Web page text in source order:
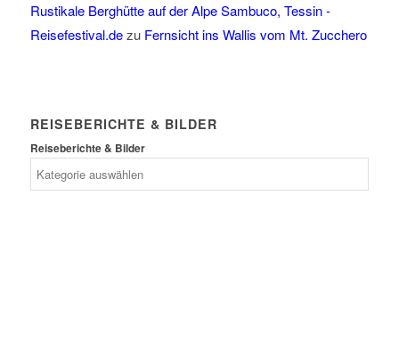
Rustikale Berghütte auf der Alpe Sambuco, Tessin -
Reisefestival.dezu Fernsicht ins Wallis vom Mt. Zucchero
REISEBERICHTE & BILDER
Reiseberichte & Bilder